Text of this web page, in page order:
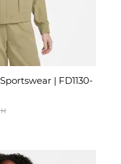
| FD1130-